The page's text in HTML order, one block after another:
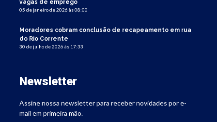
vagas de emprego
05 de janeiro de 2026 às 08:00
Moradores cobram conclusão de recapeamento em rua
do Rio Corrente
30 de julho de 2026 às 17:33
Newsletter
Assine nossa newsletter para receber novidades por e-
mail em primeira mão.